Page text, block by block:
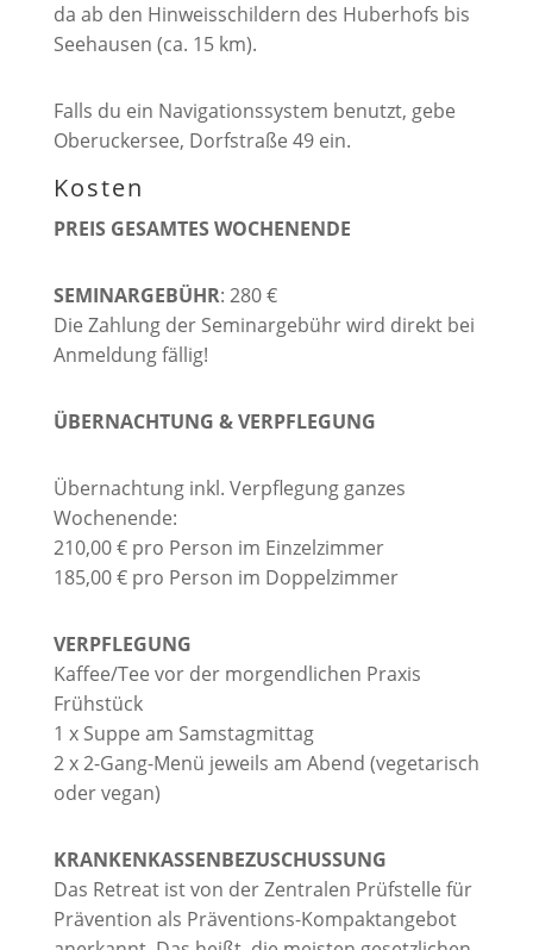
da ab den Hinweisschildern des Huberhofs bis
Seehausen (ca. 15 km).
Falls du ein Navigationssystem benutzt, gebe
Oberuckersee, Dorfstraße 49 ein.
Kosten
PREIS GESAMTES WOCHENENDE
SEMINARGEBÜHR: 280 €
Die Zahlung der Seminargebühr wird direkt bei
Anmeldung fällig!
ÜBERNACHTUNG & VERPFLEGUNG
Übernachtung inkl. Verpflegung ganzes
Wochenende:
210,00 € pro Person im Einzelzimmer
185,00 € pro Person im Doppelzimmer
VERPFLEGUNG
Kaffee/Tee vor der morgendlichen Praxis
Frühstück
1 x Suppe am Samstagmittag
2 x 2-Gang-Menü jeweils am Abend (vegetarisch
oder vegan)
KRANKENKASSENBEZUSCHUSSUNG
Das Retreat ist von der Zentralen Prüfstelle für
Prävention als Präventions-Kompaktangebot